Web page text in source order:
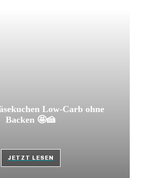
Low-Carb ohne
Backen 🤩🍰
JETZT LESEN